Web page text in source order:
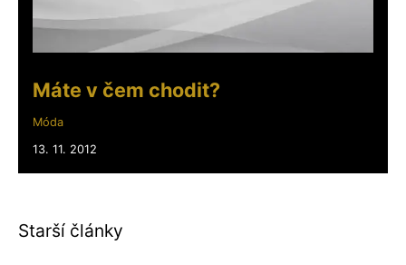
Máte v čem chodit?
Móda
13. 11. 2012
Starší články